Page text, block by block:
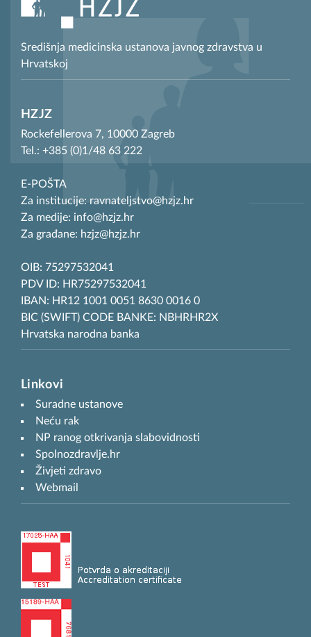
Središnja medicinska ustanova javnog zdravstva u
Hrvatskoj
HZJZ
Rockefellerova 7, 10000 Zagreb
Tel.: +385 (0)1/48 63 222
E-POŠTA
Za institucije: ravnateljstvo@hzjz.hr
Za medije: info@hzjz.hr
Za građane: hzjz@hzjz.hr
OIB: 75297532041
PDV ID: HR75297532041
IBAN: HR12 1001 0051 8630 0016 0
BIC (SWIFT) CODE BANKE: NBHRHR2X
Hrvatska narodna banka
Linkovi
Suradne ustanove
Neću rak
NP ranog otkrivanja slabovidnosti
Spolnozdravlje.hr
Živjeti zdravo
Webmail